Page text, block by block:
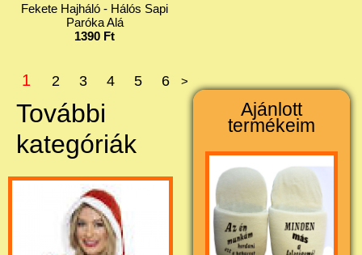
Fekete Hajháló - Hálós Sapi
Paróka Alá
1390 Ft
1 2 3 4 5 6 >
További
kategóriák
Ajánlott
termékeim